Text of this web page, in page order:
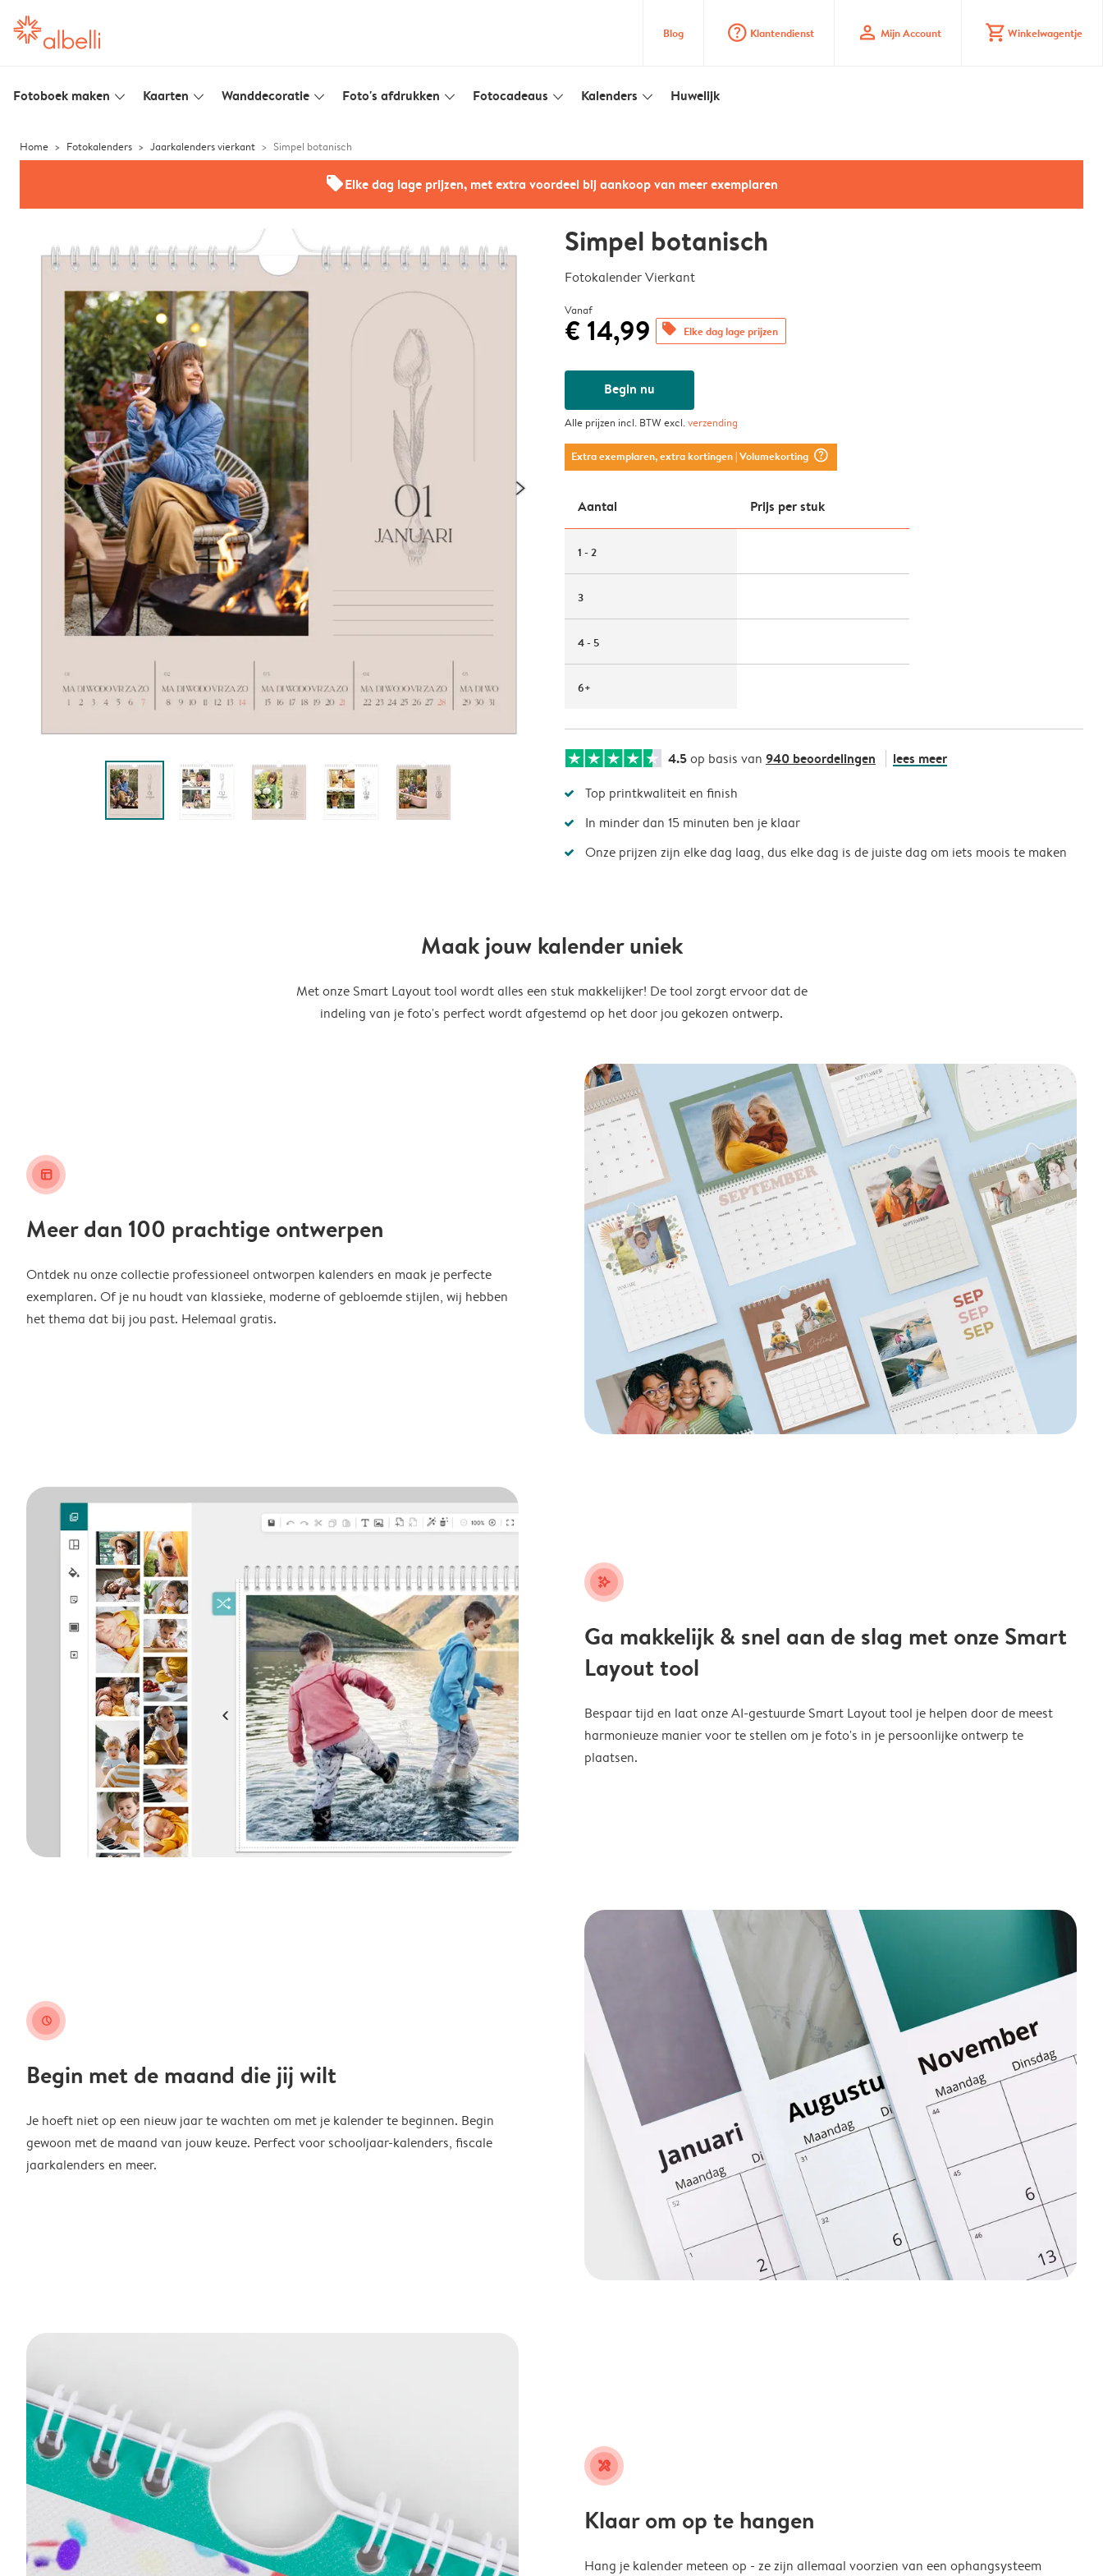
Blog question_mark_circle Klantendienst profile Mijn Account shopping_cart Winkelwagentje
Fotoboek maken slim_arrow_down Kaarten slim_arrow_down Wanddecoratie slim_arrow_down Foto's afdrukken slim_arrow_down Fotocadeaus slim_arrow_down Kalenders slim_arrow_down Huwelijk
Home Fotokalenders Jaarkalenders vierkant Simpel botanisch
offersElke dag lage prijzen, met extra voordeel bij aankoop van meer exemplaren
Simpel botanisch
Fotokalender Vierkant
Vanaf
€ 14,99 offers Elke dag lage prijzen
Begin nu
Alle prijzen incl. BTW excl.verzending
Extra exemplaren, extra kortingen| Volumekorting question_mark_circle
Aantal Prijs per stuk
1 - 2
3
4 - 5
6+
4.5op basis van 940 beoordelingen lees meer
Top printkwaliteit en finish
In minder dan 15 minuten ben je klaar
Onze prijzen zijn elke dag laag, dus elke dag is de juiste dag om iets moois te maken
Maak jouw kalender uniek
Met onze Smart Layout tool wordt alles een stuk makkelijker! De tool zorgt ervoor dat de
indeling van je foto's perfect wordt afgestemd op het door jou gekozen ontwerp.
layout_alt
Meer dan 100 prachtige ontwerpen
Ontdek nu onze collectie professioneel ontworpen kalenders en maak je perfecte
exemplaren. Of je nu houdt van klassieke, moderne of gebloemde stijlen, wij hebben
het thema dat bij jou past. Helemaal gratis.
stars_plus
Ga makkelijk & snel aan de slag met onze Smart
Layout tool
Bespaar tijd en laat onze AI-gestuurde Smart Layout tool je helpen door de meest
harmonieuze manier voor te stellen om je foto's in je persoonlijke ontwerp te
plaatsen.
clock
Begin met de maand die jij wilt
Je hoeft niet op een nieuw jaar te wachten om met je kalender te beginnen. Begin
gewoon met de maand van jouw keuze. Perfect voor schooljaar-kalenders, fiscale
jaarkalenders en meer.
tools
Klaar om op te hangen
Hang je kalender meteen op - ze zijn allemaal voorzien van een ophangsysteem